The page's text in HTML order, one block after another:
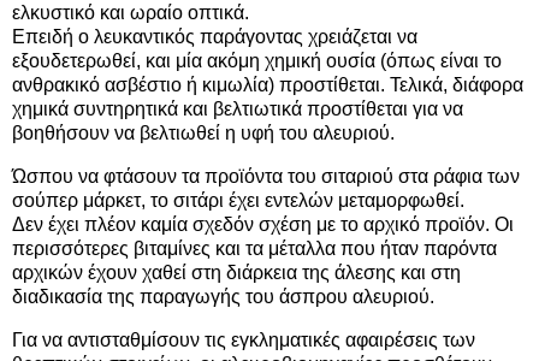
ελκυστικό και ωραίο οπτικά.
Επειδή ο λευκαντικός παράγοντας χρειάζεται να
εξουδετερωθεί, και μία ακόμη χημική ουσία (όπως είναι το
ανθρακικό ασβέστιο ή κιμωλία) προστίθεται. Τελικά, διάφορα
χημικά συντηρητικά και βελτιωτικά προστίθεται για να
βοηθήσουν να βελτιωθεί η υφή του αλευριού.
Ώσπου να φτάσουν τα προϊόντα του σιταριού στα ράφια των
σούπερ μάρκετ, το σιτάρι έχει εντελών μεταμορφωθεί.
Δεν έχει πλέον καμία σχεδόν σχέση με το αρχικό προϊόν. Οι
περισσότερες βιταμίνες και τα μέταλλα που ήταν παρόντα
αρχικών έχουν χαθεί στη διάρκεια της άλεσης και στη
διαδικασία της παραγωγής του άσπρου αλευριού.
Για να αντισταθμίσουν τις εγκληματικές αφαιρέσεις των